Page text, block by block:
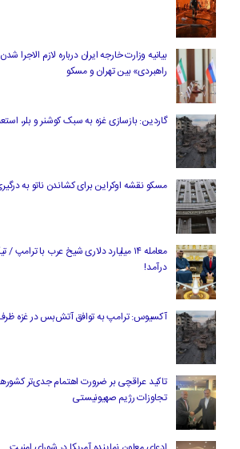
بیانیه وزارت خارجه ایران درباره لازم‌
راهبردی» بین تهران و مسکو
گاردین: بازسازی غزه به سبک کوشنر و بلر،
مسکو نقشه اوکراین برای کشاندن ناتو به
معامله ۱۴ میلیارد دلاری شیخ عرب با
درآمد!
آکسیوس: ترامپ به توافق آتش‌بس در غزه ظرف ۲ روز آینده امیدوار
تاکید عراقچی بر ضرورت اهتمام جدی‌تر
تجاوزات رژیم صهیونیستی